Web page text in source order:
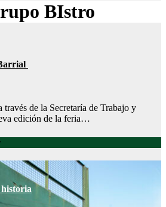
BIstro
de la Secretaría de Trabajo y
edición de la feria…